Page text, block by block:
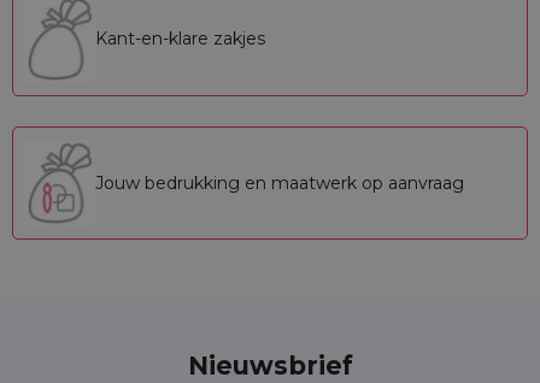
Kant-en-klare zakjes
Jouw bedrukking en maatwerk op aanvraag
Nieuwsbrief